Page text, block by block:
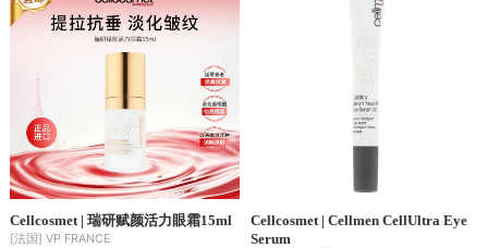
Cellcosmet | 瑞研赋颜活力眼霜15ml
[法国] VP FRANCE
Cellcosmet | Cellmen CellUltra Eye
Serum